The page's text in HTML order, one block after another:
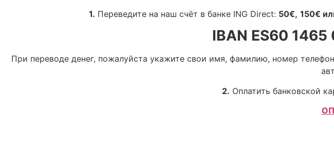
1. Переведите на наш счёт в банке ING Direct: 50€, 150€
IBAN ES60
При переводе денег, пожалуйста укажите свои имя, фамилию, номер
2. Оплатить банковской